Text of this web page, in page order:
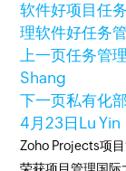
软件好项目任
理软件好任务
上一页任务管
Shang
下一页私有化
4月23日 Lu Yin
Zoho Projects项